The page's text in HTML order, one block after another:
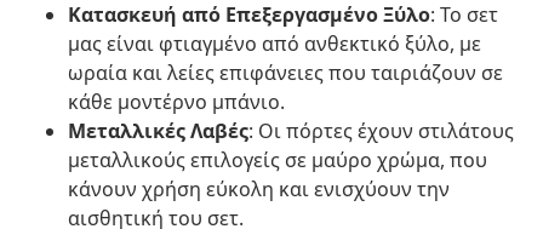
Κατασκευή από Επεξεργασμένο Ξύλο: Το σετ
μας είναι φτιαγμένο από ανθεκτικό ξύλο, με
ωραία και λείες επιφάνειες που ταιριάζουν σε
κάθε μοντέρνο μπάνιο.
Μεταλλικές Λαβές: Οι πόρτες έχουν στιλάτους
μεταλλικούς επιλογείς σε μαύρο χρώμα, που
κάνουν χρήση εύκολη και ενισχύουν την
αισθητική του σετ.